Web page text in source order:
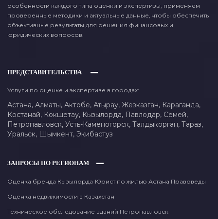
особенности каждого типа оценки и экспертизы, применяем
проверенные методики и актуальные данные, чтобы обеспечить
объективные результаты для решения финансовых и
юридических вопросов.
ПРЕДСТАВИТЕЛЬСТВА
Услуги по оценке и экспертизе в городах:
Астана, Алматы, Актобе, Атырау, Жезказган, Караганда,
Костанай, Кокшетау, Кызылорда, Павлодар, Семей,
Петропавловск, Усть-Каменогорск, Талдыкорган, Тараз,
Уральск, Шымкент, Экибастуз
ЗАПРОСЫ ПО РЕГИОНАМ
Оценка бренда Кызылорда Юрист по жилью Астана Правоведы
Оценка недвижимости в Казахстан
Техническое обследование зданий Петропавловск